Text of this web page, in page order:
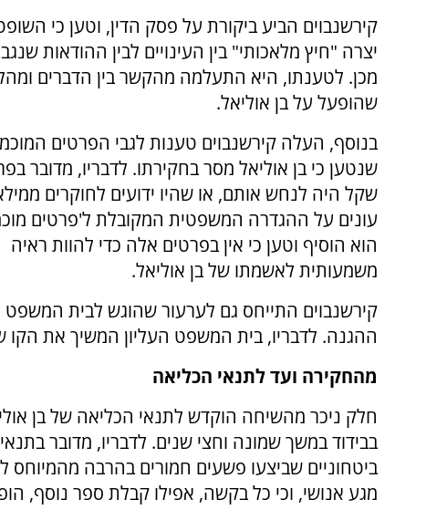
קירשנבוים הביע ביקורת על פסק הדין, וטען כי
יצרה "חיץ מלאכותי" בין העינויים לבין ההודאות
מכן. לטענתו, היא התעלמה מהקשר בין הדברים
שהופעל על בן אוליאל.
בנוסף, העלה קירשנבוים טענות לגבי הפרטים
שנטען כי בן אוליאל מסר בחקירתו. לדבריו, מדובר
שקל היה לנחש אותם, או שהיו ידועים לחוקרים
עונים על ההגדרה המשפטית המקובלת ל'פרטים
הוא הוסיף וטען כי אין בפרטים אלה כדי להוות ראיה
משמעותית לאשמתו של בן אוליאל.
קירשנבוים התייחס גם לערעור שהוגש לבית המשפט
ההגנה. לדבריו, בית המשפט העליון המשיך את
מהחקירה ועד לתנאי הכליאה
חלק ניכר מהשיחה הוקדש לתנאי הכליאה של בן
בבידוד במשך שמונה וחצי שנים. לדבריו, מדובר
ביטחוניים שביצעו פשעים חמורים בהרבה מהמיוחס
מגע אנושי, וכי כל בקשה, אפילו קבלת ספר נוסף,